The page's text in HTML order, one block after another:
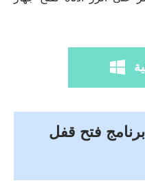
فتح قفل